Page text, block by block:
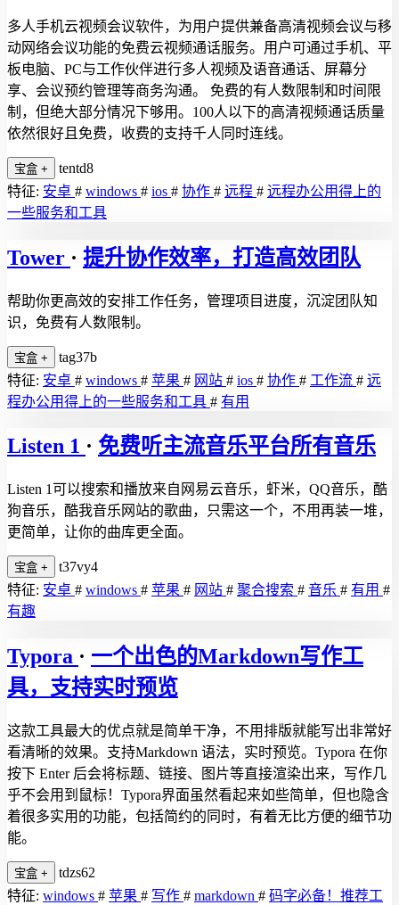
多人手机云视频会议软件，为用户提供兼备高清视频会议与移
动网络会议功能的免费云视频通话服务。用户可通过手机、平
板电脑、PC与工作伙伴进行多人视频及语音通话、屏幕分
享、会议预约管理等商务沟通。 免费的有人数限制和时间限
制，但绝大部分情况下够用。100人以下的高清视频通话质量
依然很好且免费，收费的支持千人同时连线。
宝盒 +
tentd8
特征: 安卓 # windows # ios # 协作 # 远程 # 远程办公用得上的
一些服务和工具
Tower · 提升协作效率，打造高效团队
帮助你更高效的安排工作任务，管理项目进度，沉淀团队知
识，免费有人数限制。
宝盒 +
tag37b
特征: 安卓 # windows # 苹果 # 网站 # ios # 协作 # 工作流 # 远
程办公用得上的一些服务和工具 # 有用
Listen 1 · 免费听主流音乐平台所有音乐
Listen 1可以搜索和播放来自网易云音乐，虾米，QQ音乐，酷
狗音乐，酷我音乐网站的歌曲，只需这一个，不用再装一堆，
更简单，让你的曲库更全面。
宝盒 +
t37vy4
特征: 安卓 # windows # 苹果 # 网站 # 聚合搜索 # 音乐 # 有用 #
有趣
Typora · 一个出色的Markdown写作工
具，支持实时预览
这款工具最大的优点就是简单干净，不用排版就能写出非常好
看清晰的效果。支持Markdown 语法，实时预览。Typora 在你
按下 Enter 后会将标题、链接、图片等直接渲染出来，写作几
乎不会用到鼠标！Typora界面虽然看起来如些简单，但也隐含
着很多实用的功能，包括简约的同时，有着无比方便的细节功
能。
宝盒 +
tdzs62
特征: windows # 苹果 # 写作 # markdown # 码字必备！推荐工